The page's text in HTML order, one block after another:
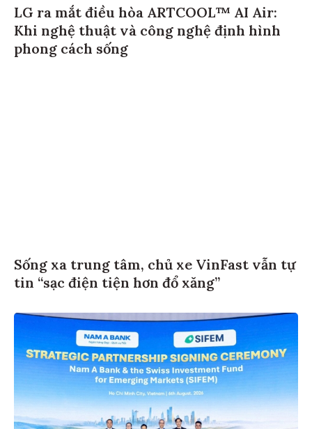
LG ra mắt điều hòa ARTCOOL™ AI Air:
Khi nghệ thuật và công nghệ định hình
phong cách sống
Sống xa trung tâm, chủ xe VinFast vẫn tự
tin “sạc điện tiện hơn đổ xăng”